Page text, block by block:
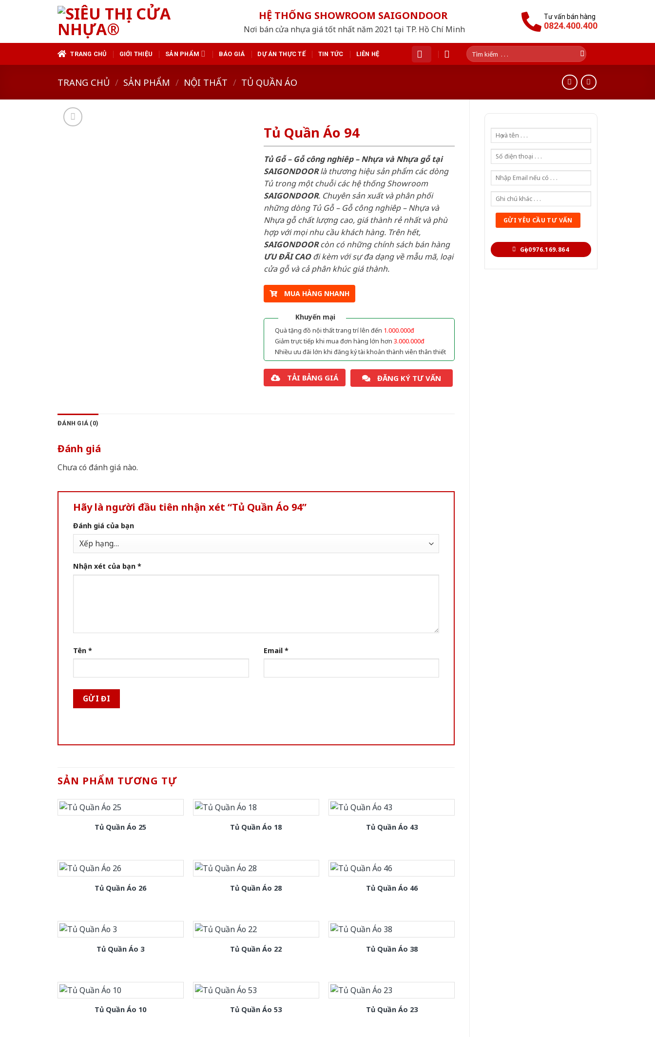
HỆ THỐNG SHOWROOM SAIGONDOOR
Nơi bán cửa nhựa giá tốt nhất năm 2021 tại TP. Hồ Chí Minh
Tư vấn bán hàng
0824.400.400
TRANG CHỦ GIỚI THIỆU SẢN PHẨM BÁO GIÁ DỰ ÁN THỰC TẾ TIN TỨC LIÊN HỆ
Tìm
kiếm:
TRANG CHỦ / SẢN PHẨM / NỘI THẤT / TỦ QUẦN ÁO
Gọi 0976.169.864
Tủ Quần Áo 94
Tủ Gỗ – Gỗ công nghiêp – Nhựa và Nhựa gỗ tại
SAIGONDOORlà thương hiệu sản phẩm các dòng
Tủ trong một chuỗi các hệ thống Showroom
SAIGONDOOR. Chuyên sản xuất và phân phối
những dòng Tủ Gỗ – Gỗ công nghiêp – Nhựa và
Nhựa gỗ chất lượng cao, giá thành rẻ nhất và phù
hợp với mọi nhu cầu khách hàng. Trên hết,
SAIGONDOORcòn có những chính sách bán hàng
ƯU ĐÃI CAOđi kèm với sự đa dạng về mẫu mã, loại
cửa gỗ và cả phân khúc giá thành.
MUA HÀNG NHANH
Khuyến mại
Quà tặng đồ nội thất trang trí lên đến 1.000.000đ
Giảm trực tiếp khi mua đơn hàng lớn hơn 3.000.000đ
Nhiều ưu đãi lớn khi đăng ký tài khoản thành viên thân thiết
TẢI BẢNG GIÁ ĐĂNG KÝ TƯ VẤN
ĐÁNH GIÁ (0)
Đánh giá
Chưa có đánh giá nào.
Hãy là người đầu tiên nhận xét “Tủ Quần Áo 94”
Đánh giá của bạn
Nhận xét của bạn *
Tên * Email *
SẢN PHẨM TƯƠNG TỰ
Tủ Quần Áo 25 Tủ Quần Áo 18 Tủ Quần Áo 43
Tủ Quần Áo 26 Tủ Quần Áo 28 Tủ Quần Áo 46
Tủ Quần Áo 3 Tủ Quần Áo 22 Tủ Quần Áo 38
Tủ Quần Áo 10 Tủ Quần Áo 53 Tủ Quần Áo 23